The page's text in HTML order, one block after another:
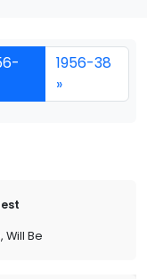
1956-38
»
Will Be